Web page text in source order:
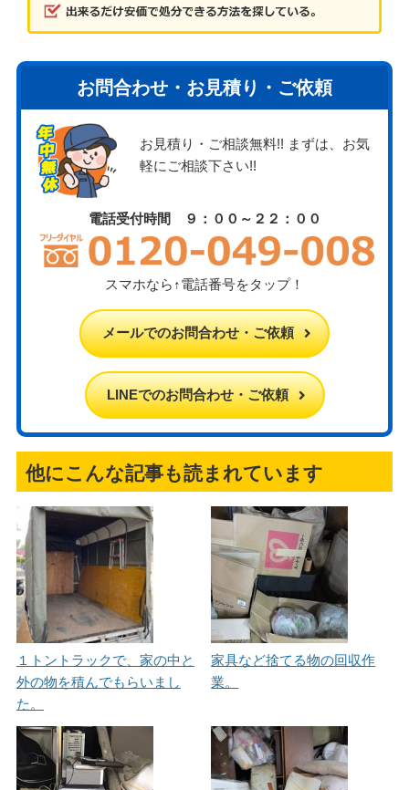
お問合わせ・お見積り・ご依頼
お見積り・ご相談無料!! まずは、お気
軽にご相談下さい!!
電話受付時間 ９：００～２２：００
スマホなら↑電話番号をタップ！
メールでのお問合わせ・ご依頼
LINEでのお問合わせ・ご依頼
他にこんな記事も読まれています
１トントラックで、家の中と
外の物を積んでもらいまし
た。
家具など捨てる物の回収作
業。